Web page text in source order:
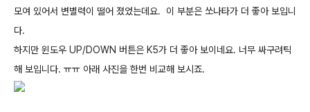
모여 있어서 변별력이 떨어 졌었는데요. 이 부분은 쏘나타가 더 좋아 보입니
다.
하지만 윈도우 UP/DOWN 버튼은 K5가 더 좋아 보이네요. 너무 싸구려틱
해 보입니다. ㅠㅠ 아래 사진을 한번 비교해 보시죠.